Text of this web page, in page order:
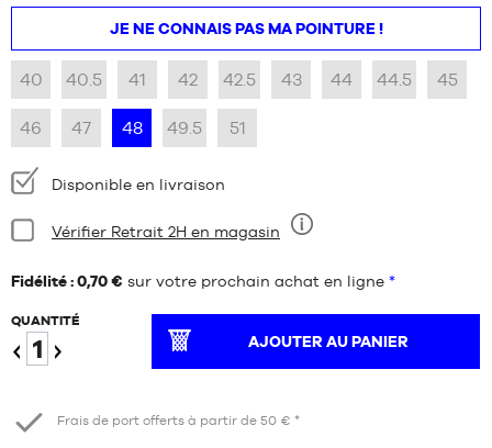
JE NE CONNAIS PAS MA POINTURE !
40 40.5 41 42 42.5 43 44 44.5 45
46 47 48 49.5 51
Disponibilité
:
Disponible en livraison
Condition:
Neuf
Vérifier Retrait 2H en magasin
Fidélité : 0,70 € sur votre prochain achat en ligne *
QUANTITÉ
AJOUTER AU PANIER
Frais de port offerts à partir de 50 € *